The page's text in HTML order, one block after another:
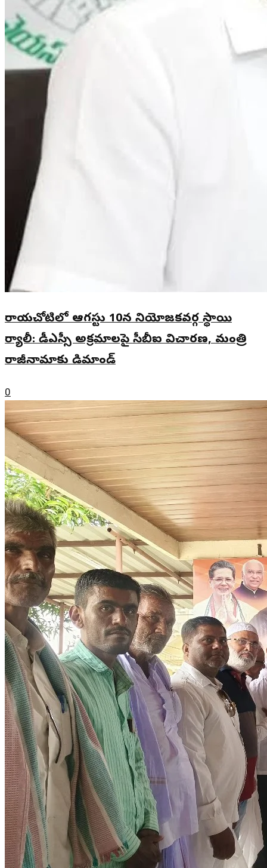
రాయచోటిలో ఆగస్టు 10న నియోజకవర్గ స్థాయి
ర్యాలీ: డీఎస్సీ అక్రమాలపై సీబీఐ విచారణ, మంత్రి
రాజీనామాకు డిమాండ్
0